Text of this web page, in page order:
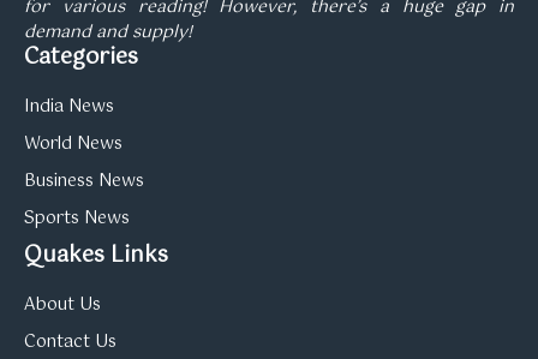
for various reading! However, there’s a huge gap in
demand and supply!
Categories
India News
World News
Business News
Sports News
Quakes Links
About Us
Contact Us